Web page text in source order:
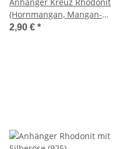
(Hornmangan, Mangan-
Jaspis, Rotspat)
2,90 € *